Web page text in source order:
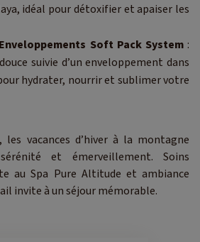
idéal pour détoxifier et apaiser les
Soft Pack System:
suivie d’un enveloppement dans
hydrater, nourrir et sublimer votre
les vacances d’hiver à la montagne
et émerveillement. Soins
au Spa Pure Altitude et ambiance
invite à un séjour mémorable.